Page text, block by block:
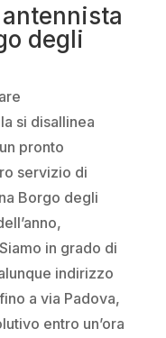
degli
si disallinea
pronto
servizio di
Borgo degli
in grado di
indirizzo
a via Padova,
entro un’ora